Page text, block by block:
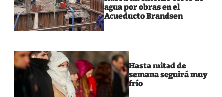
agua por obras en el
Acueducto Brandsen
Hasta mitad de
semana seguirá muy
frío